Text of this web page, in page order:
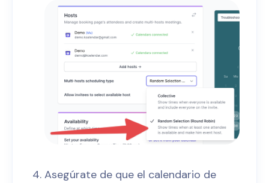
Asegúrate de que el calendario de